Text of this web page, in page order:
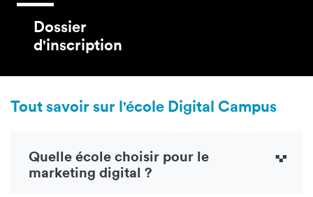
Dossier
d'inscription
Tout savoir sur l'école Digital Campus
Quelle école choisir pour le
marketing digital ?